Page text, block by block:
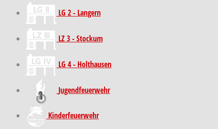
LG 2 - Langern
LZ 3 - Stockum
LG 4 - Holthausen
Jugendfeuerwehr
Kinder­feuer­wehr